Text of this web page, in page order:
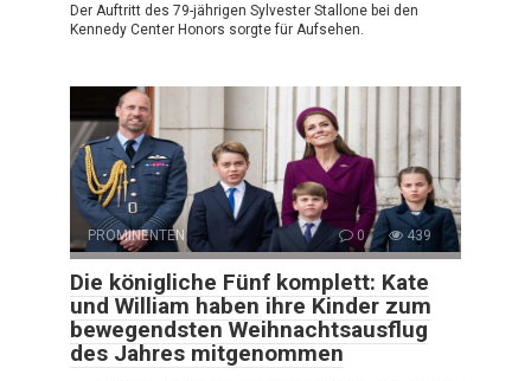
Der Auftritt des 79-jährigen Sylvester Stallone bei den
Kennedy Center Honors sorgte für Aufsehen.
PROMINENTEN 0 439
Die königliche Fünf komplett: Kate
und William haben ihre Kinder zum
bewegendsten Weihnachtsausflug
des Jahres mitgenommen